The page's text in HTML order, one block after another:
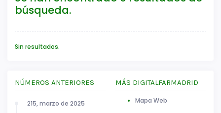
búsqueda.
Sin resultados.
NÚMEROS ANTERIORES
215, marzo de 2025
MÁS DIGITALFARMADRID
Mapa Web